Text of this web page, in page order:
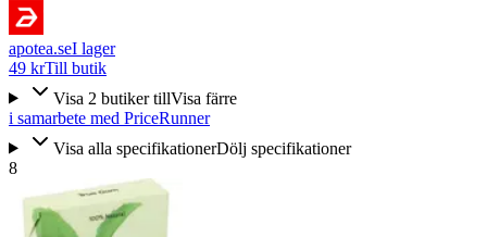
apotea.seI lager
49 krTill butik
Visa 2 butiker tillVisa färre
i samarbete med PriceRunner
Visa alla specifikationerDölj specifikationer
8